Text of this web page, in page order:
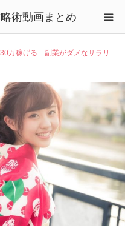
術動画まとめ
万稼げる 副業がダメなサラリ